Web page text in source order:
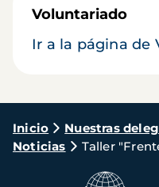
Voluntariado
Ir a la página de
Ruta
de
navegación
Inicio Nuestras
Noticias
Taller